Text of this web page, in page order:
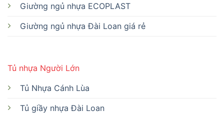
Tủ nhựa Người Lớn
Tủ Nhựa Cánh Lùa
Tủ giầy nhựa Đài Loan
Giường ngủ nhựa ECOPLAST
Giường ngủ nhựa Đài Loan giá rẻ